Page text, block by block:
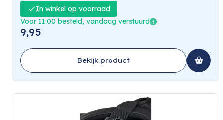
In winkel op voorraad
Voor 11:00 besteld, vandaag verstuurd
9,95
Bekijk product